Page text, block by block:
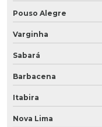
Pouso Alegre
Varginha
Sabará
Barbacena
Itabira
Nova Lima